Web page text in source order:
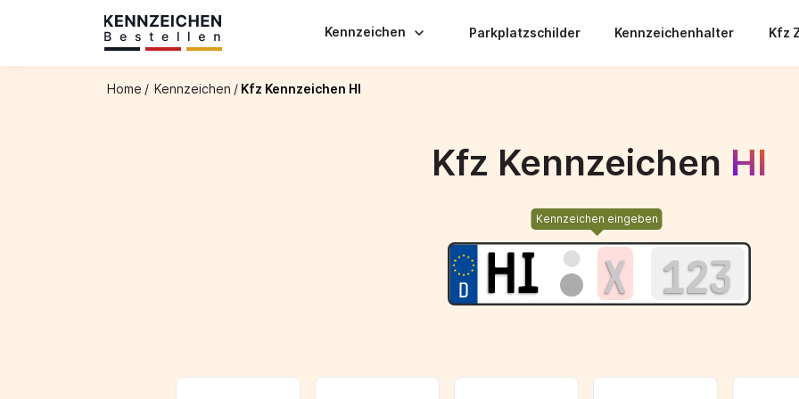
Kennzeichen Parkplatzschilder Kennzeichenhalter Kfz
Home / Kennzeichen / Kfz Kennzeichen HI
Kfz Kennzeichen HI
Kennzeichen eingeben